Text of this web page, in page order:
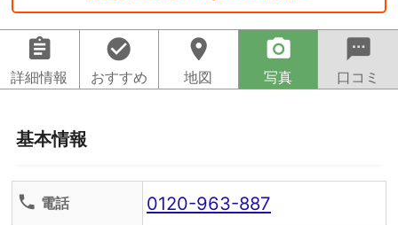
assignment
詳細情報
check_circle
おすすめ
location_on
地図
camera_alt
写真
sms
口コミ
基本情報
phone 電話 0120-963-887